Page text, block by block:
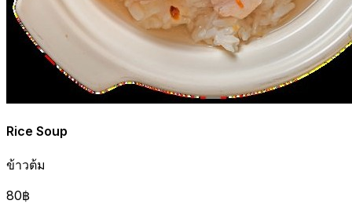
Rice Soup
ข้าวต้ม
80฿